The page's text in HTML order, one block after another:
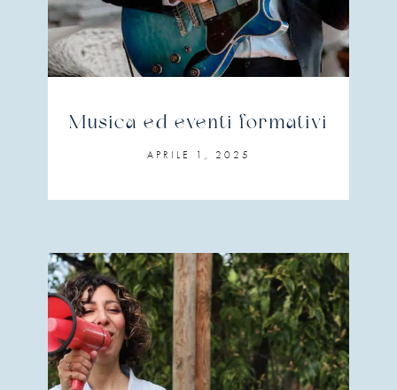
Musica ed eventi formativi
APRILE 1, 2025